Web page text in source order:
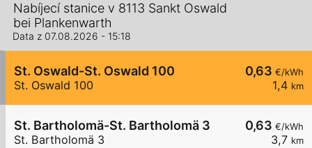
Nabíjecí stanice v 8113 Sankt Oswald
bei Plankenwarth
Data z 07.08.2026 - 15:18
0,63 €/kWh
1,4 km
St. Oswald-St. Oswald 100
St. Oswald 100
0,63 €/kWh
3,7 km
St. Bartholomä-St. Bartholomä 3
St. Bartholomä 3